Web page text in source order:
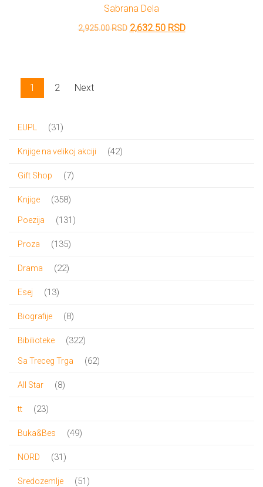
2,900.00 RSD.
Sabrana Dela
2,925.00RSD Originalna
2,632.50 RSDTrenutna
1 2 Next
EUPL 3131
Knjige na velikoj akciji 4242
Gift Shop 77
Knjige 358358
proizvoda
Poezija 131131
Proza 135135
Drama 2222
Esej 1313
Biografije 88
Bibilioteke 322322
proizvoda
Sa Treceg Trga 6262
All Star 88
tt 2323
Buka&Bes 4949
NORD 3131
Sredozemlje 5151